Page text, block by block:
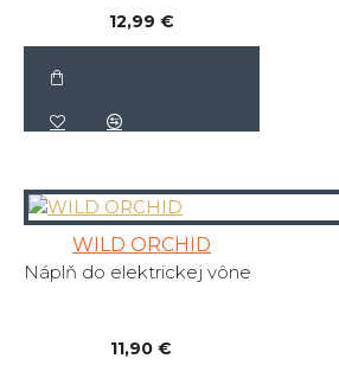
12,99 €
WILD ORCHID
Náplň do elektrickej vône
11,90 €